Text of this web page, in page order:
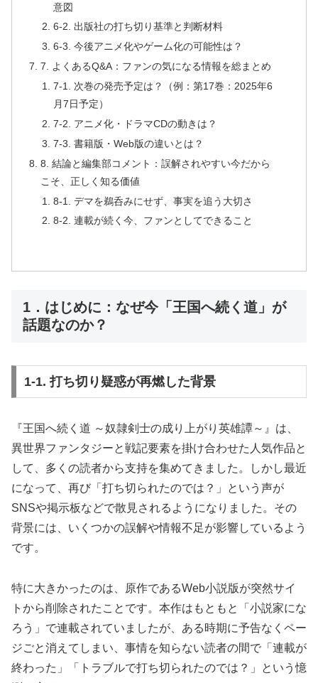
意図
6-2. 出版社の打ち切り基準と判断材料
6-3. 今後アニメ化やゲーム化の可能性は？
7. よくあるQ&A：ファンの気になる情報を総まとめ
7-1. 次巻の発売予定は？（例：第17巻：2025年6
月7日予定）
7-2. アニメ化・ドラマCDの動きは？
7-3. 書籍版・Web版の違いとは？
8. 結論と編集部コメント：誤解されやすい今だから
こそ、正しく知る価値
8-1. デマを鵜呑みにせず、事実を追う大切さ
8-2. 連載が続く今、ファンとしてできること
1．はじめに：なぜ今「王国へ続く道」が
話題なのか？
1-1. 打ち切り疑惑が再燃した背景
『王国へ続く道 ～奴隷剣士の成り上がり英雄譚～』は、
異世界ファンタジーと戦記要素を掛け合わせた人気作品と
して、多くの読者から支持を集めてきました。しかし最近
になって、再び「打ち切られたのでは？」という声が
SNSや掲示板などで散見されるようになりました。その
背景には、いくつかの誤解や情報不足が影響しているよう
です。
特に大きかったのは、原作であるWeb小説版が突然サイ
トから削除されたことです。本作はもともと「小説家にな
ろう」で連載されていましたが、ある時期に予告なくペー
ジごと消えてしまい、事情を知らない読者の間で「連載が
終わった」「トラブルで打ち切られたのでは？」という憶